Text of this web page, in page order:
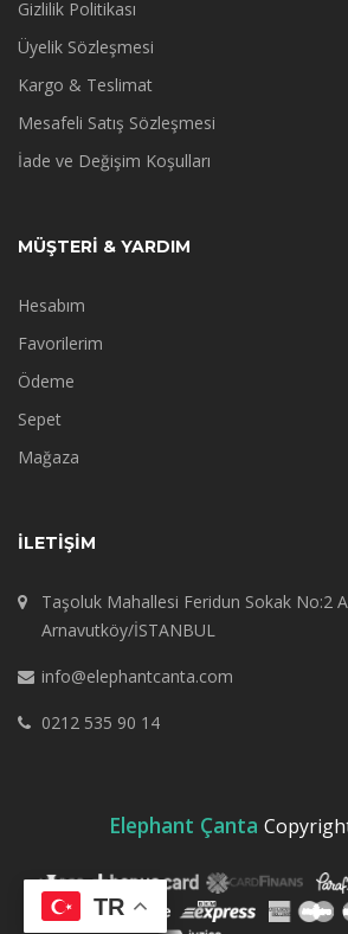
Gizlilik Politikası
Üyelik Sözleşmesi
Kargo & Teslimat
Mesafeli Satış Sözleşmesi
İade ve Değişim Koşulları
MÜŞTERİ & YARDIM
Hesabım
Favorilerim
Ödeme
Sepet
Mağaza
İLETIŞIM
Taşoluk Mahallesi Feridun Sokak No:2
Arnavutköy/İSTANBUL
info@elephantcanta.com
0212 535 90 14
Elephant Çanta
TR